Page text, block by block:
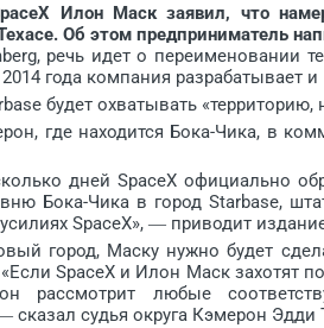
Илон Маск заявил, что
Об этом предприниматель
речь идет о переименовании
года компания разрабатывает
будет охватывать
где находится Бока-Чика, в
дней SpaceX официально
Бока-Чика в город Starbase,
SpaceX», ― приводит
город, Маску нужно будет
«Если SpaceX и Илон Маск
рассмотрит любые
сказал судья округа Кэмерон